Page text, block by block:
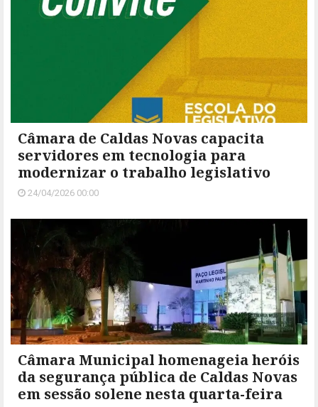
Câmara de Caldas Novas capacita
servidores em tecnologia para
modernizar o trabalho legislativo
24/04/2026 00:00
Câmara Municipal homenageia heróis
da segurança pública de Caldas Novas
em sessão solene nesta quarta-feira